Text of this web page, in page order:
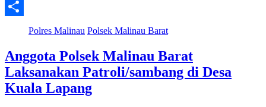
Email
Polres Malinau Polsek Malinau Barat
Anggota Polsek Malinau Barat
Laksanakan Patroli/sambang di Desa
Kuala Lapang